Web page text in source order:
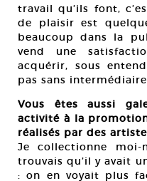
travail qu’ils font,
de plaisir est
beaucoup dans la
vend une
acquérir, sous
pas sans
Vous êtes aussi
activité à la
réalisés par des
Je collectionne
trouvais qu’il y avait
: on en voyait plus